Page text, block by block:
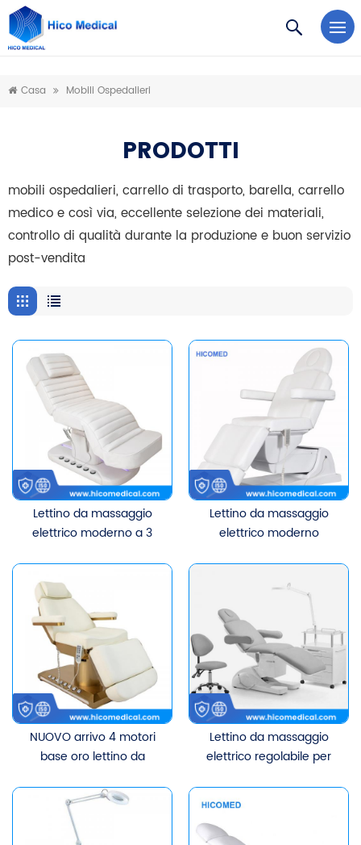
https://www.microsoft.com/en-us/microsoft-teams/log-in
Casa Mobili Ospedalieri
PRODOTTI
mobili ospedalieri, carrello di trasporto, barella, carrello
medico e così via, eccellente selezione dei materiali,
controllo di qualità durante la produzione e buon servizio
post-vendita
Lettino da massaggio
elettrico moderno a 3
salone di bellezza Lettino
per ciglia Lettino elettrico
cosmetico per bellezza
con comando a pedale
Lettino da massaggio
elettrico moderno
motori per estetica
NUOVO arrivo 4 motori
base oro lettino da
doppio controllo salone
spa mobili letto di bellezza
viso con buon prezzo
Lettino da massaggio
elettrico regolabile per
viso di bellezza con 3/4